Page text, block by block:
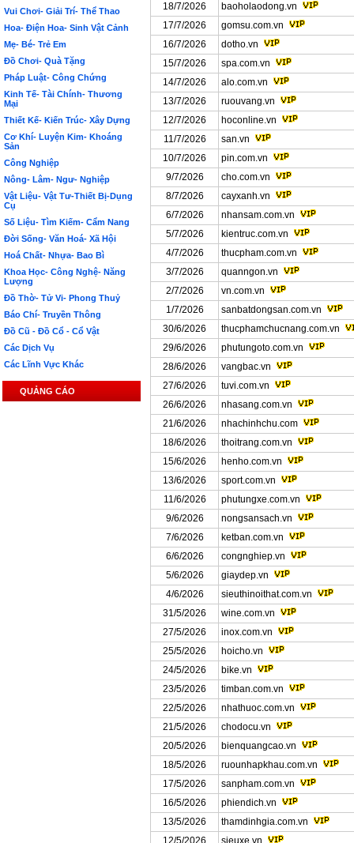
Vui Chơi- Giải Trí- Thể Thao
Hoa- Điện Hoa- Sinh Vật Cảnh
Mẹ- Bé- Trẻ Em
Đồ Chơi- Quà Tặng
Pháp Luật- Công Chứng
Kinh Tế- Tài Chính- Thương
Mại
Thiết Kế- Kiến Trúc- Xây Dựng
Cơ Khí- Luyện Kim- Khoáng
Sản
Công Nghiệp
Nông- Lâm- Ngư- Nghiệp
Vật Liệu- Vật Tư-Thiết Bị-Dụng
Cụ
Số Liệu- Tìm Kiếm- Cẩm Nang
Đời Sống- Văn Hoá- Xã Hội
Hoá Chất- Nhựa- Bao Bì
Khoa Học- Công Nghệ- Năng
Lượng
Đồ Thờ- Tử Vi- Phong Thuỷ
Báo Chí- Truyền Thông
Đồ Cũ - Đồ Cổ - Cổ Vật
Các Dịch Vụ
Các Lĩnh Vực Khác
QUẢNG CÁO
18/7/2026
baoholaodong.vn
17/7/2026
gomsu.com.vn
16/7/2026
dotho.vn
15/7/2026
spa.com.vn
14/7/2026
alo.com.vn
13/7/2026
ruouvang.vn
12/7/2026
hoconline.vn
11/7/2026
san.vn
10/7/2026
pin.com.vn
9/7/2026
cho.com.vn
8/7/2026
cayxanh.vn
6/7/2026
nhansam.com.vn
5/7/2026
kientruc.com.vn
4/7/2026
thucpham.com.vn
3/7/2026
quanngon.vn
2/7/2026
vn.com.vn
1/7/2026
sanbatdongsan.com.vn
30/6/2026
thucphamchucnang.com.vn
29/6/2026
phutungoto.com.vn
28/6/2026
vangbac.vn
27/6/2026
tuvi.com.vn
26/6/2026
nhasang.com.vn
21/6/2026
nhachinhchu.com
18/6/2026
thoitrang.com.vn
15/6/2026
henho.com.vn
13/6/2026
sport.com.vn
11/6/2026
phutungxe.com.vn
9/6/2026
nongsansach.vn
7/6/2026
ketban.com.vn
6/6/2026
congnghiep.vn
5/6/2026
giaydep.vn
4/6/2026
sieuthinoithat.com.vn
31/5/2026
wine.com.vn
27/5/2026
inox.com.vn
25/5/2026
hoicho.vn
24/5/2026
bike.vn
23/5/2026
timban.com.vn
22/5/2026
nhathuoc.com.vn
21/5/2026
chodocu.vn
20/5/2026
bienquangcao.vn
18/5/2026
ruounhapkhau.com.vn
17/5/2026
sanpham.com.vn
16/5/2026
phiendich.vn
13/5/2026
thamdinhgia.com.vn
12/5/2026
sieuxe.vn